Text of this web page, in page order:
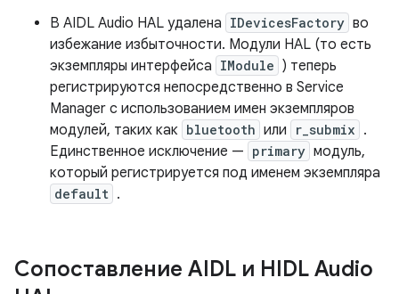
В AIDL Audio HAL удалена IDevicesFactory во
избежание избыточности. Модули HAL (то есть
экземпляры интерфейса IModule ) теперь
регистрируются непосредственно в Service
Manager с использованием имен экземпляров
модулей, таких как bluetooth или r_submix .
Единственное исключение — primary модуль,
который регистрируется под именем экземпляра
default .
Сопоставление AIDL и HIDL Audio